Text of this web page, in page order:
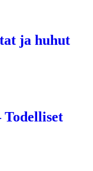
ja huhut
Todelliset